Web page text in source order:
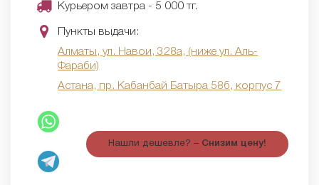
Курьером завтра - 5 000 тг.
Пункты выдачи:
Алматы, ул. Навои, 328а, (ниже ул. Аль-
Фараби)
Астана, пр. Кабанбай Батыра 58б, корпус 7
Нашли дешевле? – Снизим цену!